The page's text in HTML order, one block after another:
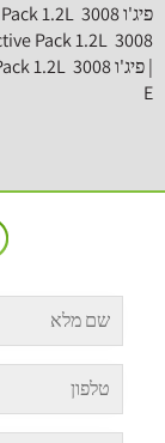
| ‫פיג'ו‬ ‫3008‬ ‫ Active Pack 1.2L ‬ 0 קילומטר
E